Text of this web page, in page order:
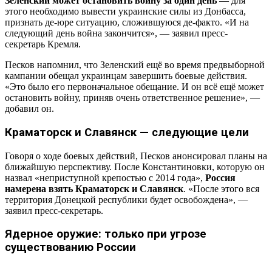
этого необходимо вывести украинские силы из Донбасса,
признать де-юре ситуацию, сложившуюся де-факто. «И на
следующий день война закончится», — заявил пресс-
секретарь Кремля.
Песков напомнил, что Зеленский ещё во время предвыборной
кампании обещал украинцам завершить боевые действия.
«Это было его первоначальное обещание. И он всё ещё может
остановить войну, приняв очень ответственное решение», —
добавил он.
Краматорск и Славянск — следующие цели
Говоря о ходе боевых действий, Песков анонсировал планы на
ближайшую перспективу. После Константиновки, которую он
назвал «неприступной крепостью с 2014 года», Россия
намерена взять Краматорск и Славянск. «После этого вся
территория Донецкой республики будет освобождена», —
заявил пресс-секретарь.
Ядерное оружие: только при угрозе
существованию России